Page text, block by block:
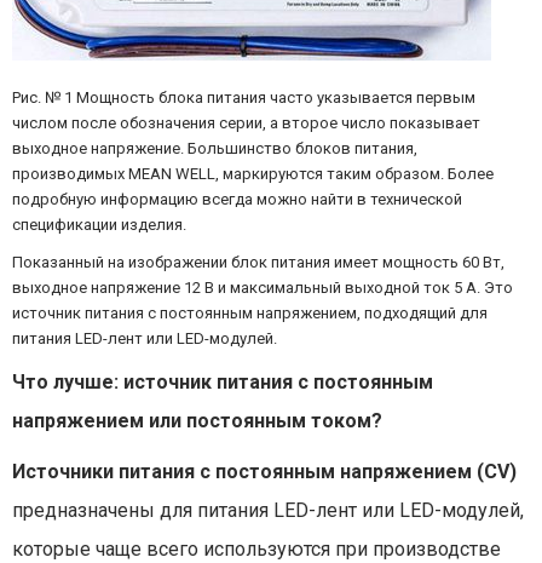
Рис. № 1 Мощность блока питания часто указывается первым
числом после обозначения серии, а второе число показывает
выходное напряжение. Большинство блоков питания,
производимых MEAN WELL, маркируются таким образом. Более
подробную информацию всегда можно найти в технической
спецификации изделия.
Показанный на изображении блок питания имеет мощность 60 Вт,
выходное напряжение 12 В и максимальный выходной ток 5 А. Это
источник питания с постоянным напряжением, подходящий для
питания LED-лент или LED-модулей.
Что лучше: источник питания с постоянным
напряжением или постоянным током?
Источники питания с постоянным напряжением (CV)
предназначены для питания LED-лент или LED-модулей,
которые чаще всего используются при производстве